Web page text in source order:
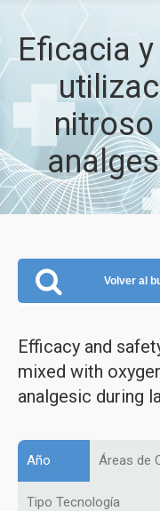
Eficacia
Volver al
Efficacy and
mixed with
analgesic during
Año Áreas de
Tipo Tecnología